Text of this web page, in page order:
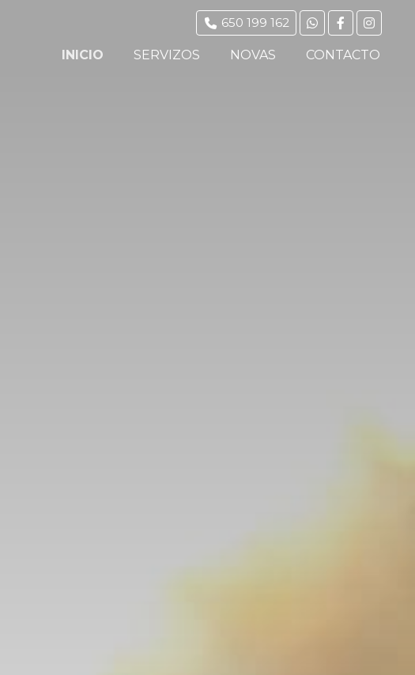
650 199 162
INICIO SERVIZOS NOVAS CONTACTO